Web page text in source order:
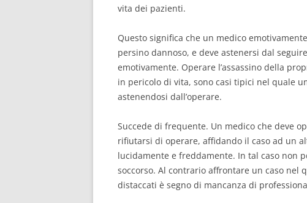
vita dei pazienti.
Questo significa che un medico
persino dannoso, e deve astenersi dal
emotivamente. Operare l’assassino della
in pericolo di vita, sono casi tipici nel quale
astenendosi dall’operare.
Succede di frequente. Un medico che deve
rifiutarsi di operare, affidando il caso ad un
lucidamente e freddamente. In tal caso non
soccorso. Al contrario affrontare un caso nel
distaccati è segno di mancanza di